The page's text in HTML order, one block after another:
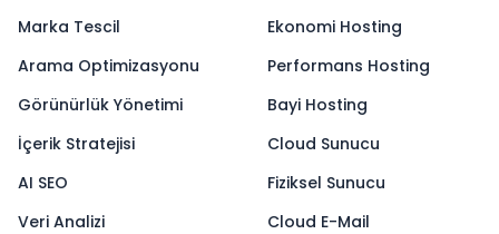
Marka Tescil
Arama Optimizasyonu
Görünürlük Yönetimi
İçerik Stratejisi
AI SEO
Veri Analizi
Ekonomi Hosting
Performans Hosting
Bayi Hosting
Cloud Sunucu
Fiziksel Sunucu
Cloud E-Mail